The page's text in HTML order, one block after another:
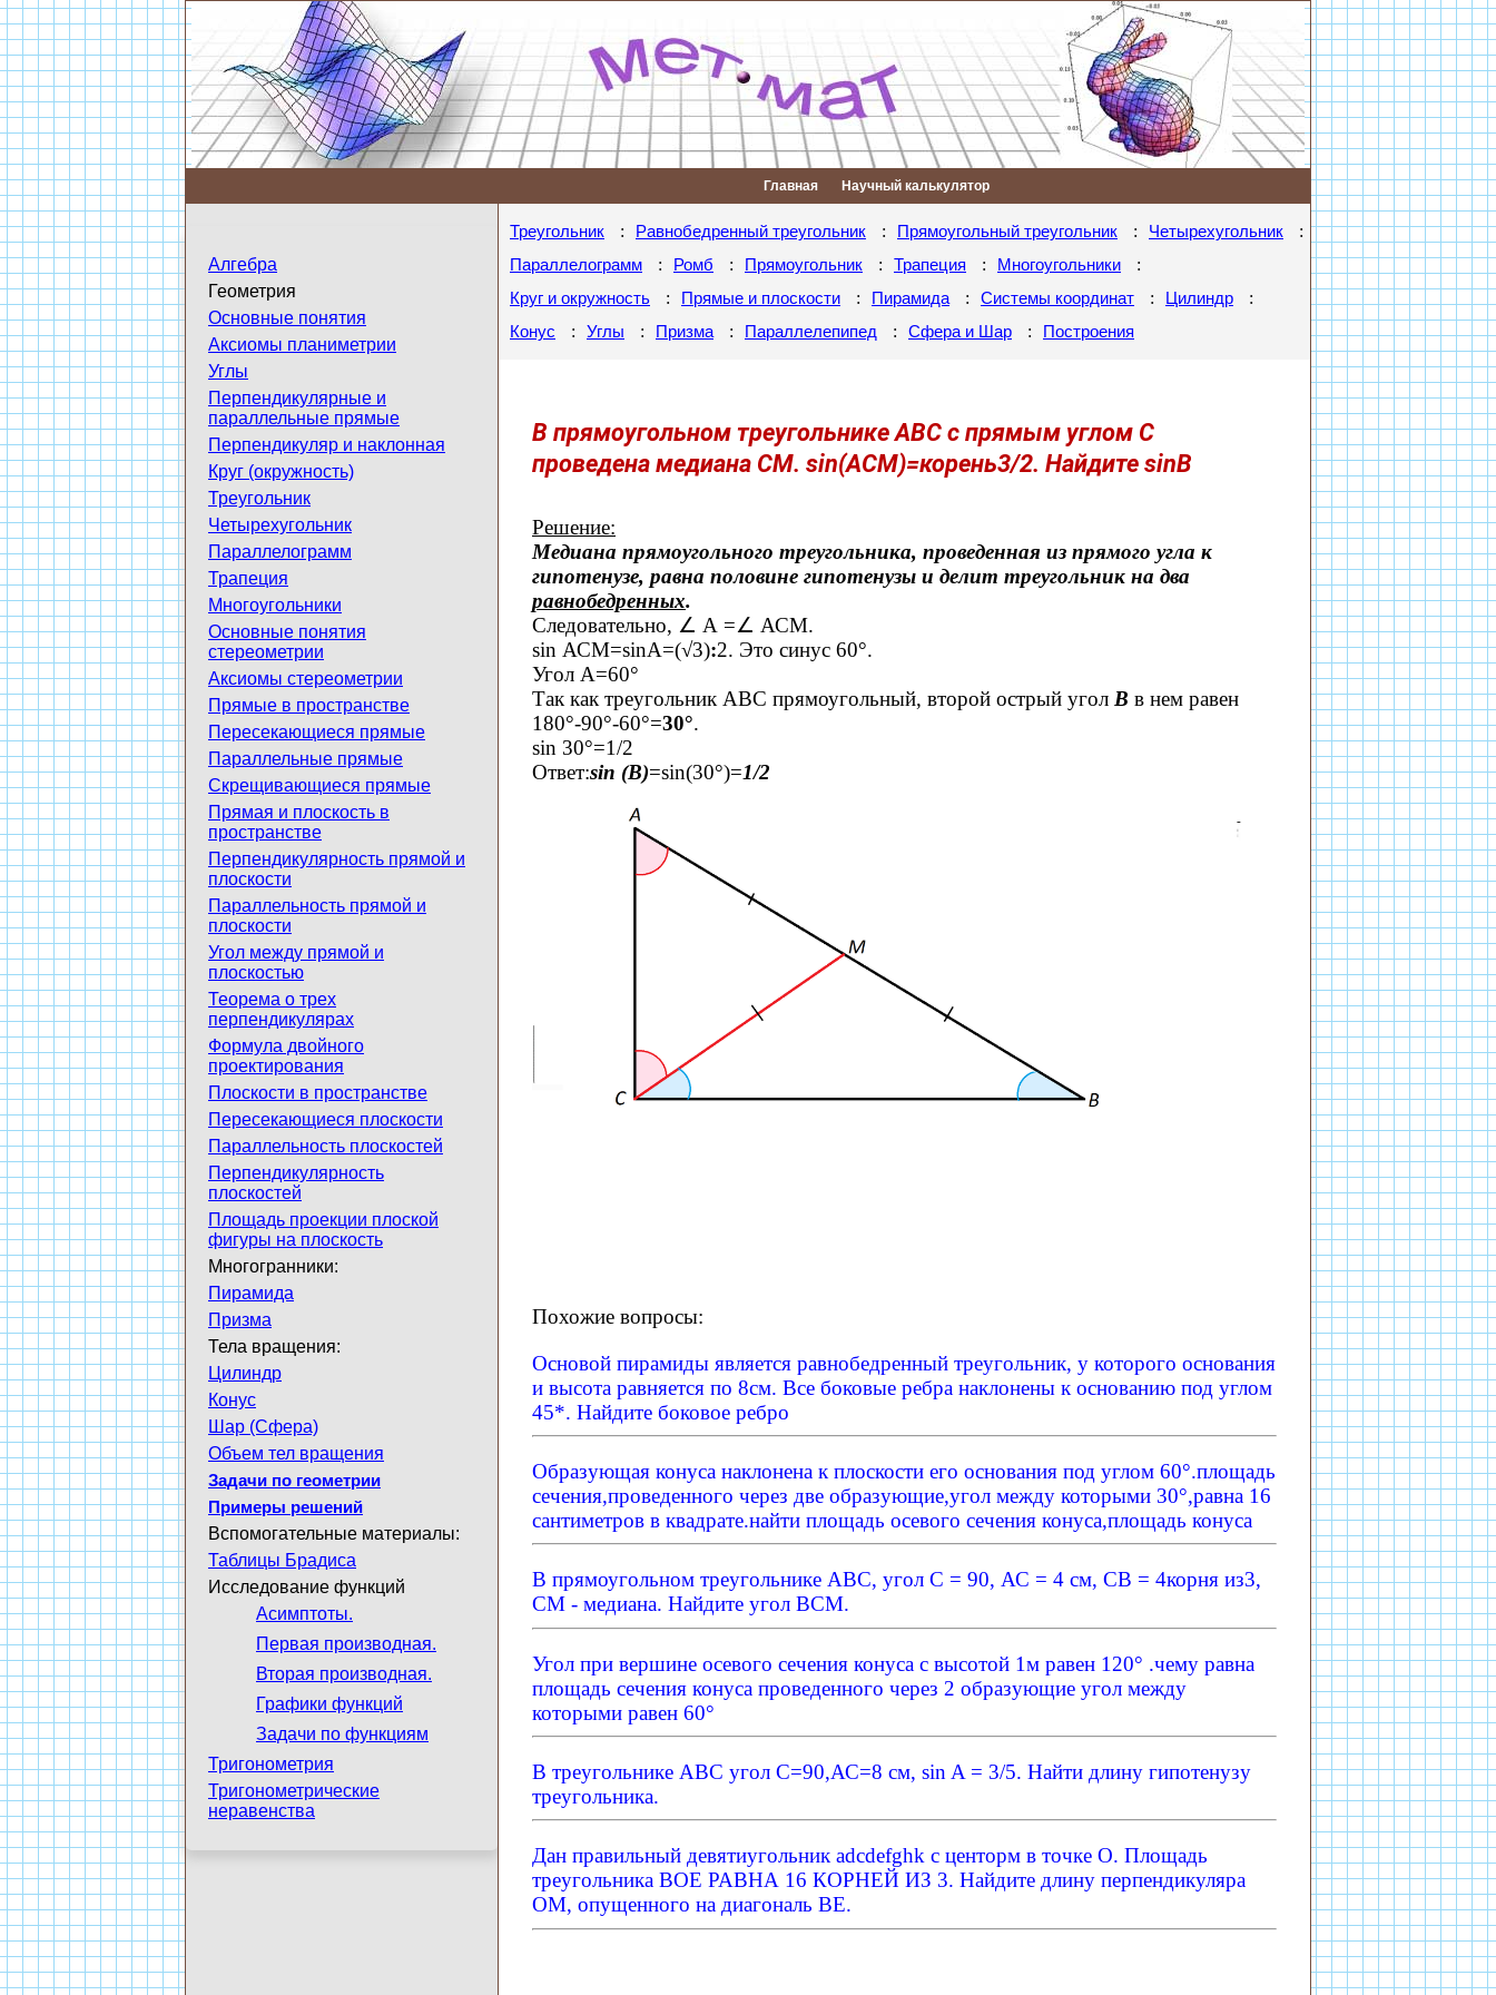
Главная Научный калькулятор
Алгебра
Геометрия
Основные понятия
Аксиомы планиметрии
Углы
Перпендикулярные и
параллельные прямые
Перпендикуляр и наклонная
Круг (окружность)
Треугольник
Четырехугольник
Параллелограмм
Трапеция
Многоугольники
Основные понятия
стереометрии
Аксиомы стереометрии
Прямые в пространстве
Пересекающиеся прямые
Параллельные прямые
Скрещивающиеся прямые
Прямая и плоскость в
пространстве
Перпендикулярность прямой и
плоскости
Параллельность прямой и
плоскости
Угол между прямой и
плоскостью
Теорема о трех
перпендикулярах
Формула двойного
проектирования
Плоскости в пространстве
Пересекающиеся плоскости
Параллельность плоскостей
Перпендикулярность
плоскостей
Площадь проекции плоской
фигуры на плоскость
Многогранники:
Пирамида
Призма
Тела вращения:
Цилиндр
Конус
Шар (Сфера)
Объем тел вращения
Задачи по геометрии
Примеры решений
Вспомогательные материалы:
Таблицы Брадиса
Исследование функций
Асимптоты.
Первая производная.
Вторая производная.
Графики функций
Задачи по функциям
Тригонометрия
Тригонометрические
неравенства
Треугольник : Равнобедренный треугольник : Прямоугольный треугольник : Четырехугольник :
Параллелограмм : Ромб : Прямоугольник : Трапеция : Многоугольники :
Круг и окружность : Прямые и плоскости : Пирамида : Системы координат : Цилиндр :
Конус : Углы : Призма : Параллелепипед : Сфера и Шар : Построения
В прямоугольном треугольнике ABC с прямым углом C
проведена медиана CM. sin(ACM)=корень3/2. Найдите sinB
Решение:
Медиана прямоугольного треугольника, проведенная из прямого угла к
гипотенузе, равна половине гипотенузы и делит треугольник на два
равнобедренных.
Следовательно, ∠ А =∠ АСМ.
sin АСМ=sinА=(√3):2. Это синус 60°.
Угол А=60°
Так как треугольник АВС прямоугольный, второй острый угол В в нем равен
180°-90°-60°=30°.
sin 30°=1/2
Ответ:sin (B)=sin(30°)=1/2
Похожие вопросы:
Основой пирамиды является равнобедренный треугольник, у которого основания
и высота равняется по 8см. Все боковые ребра наклонены к основанию под углом
45*. Найдите боковое ребро
Образующая конуса наклонена к плоскости его основания под углом 60°.площадь
сечения,проведенного через две образующие,угол между которыми 30°,равна 16
сантиметров в квадрате.найти площадь осевого сечения конуса,площадь конуса
В прямоугольном треугольнике АВС, угол С = 90, АС = 4 см, СВ = 4корня из3,
СМ - медиана. Найдите угол ВСМ.
Угол при вершине осевого сечения конуса с высотой 1м равен 120° .чему равна
площадь сечения конуса проведенного через 2 образующие угол между
которыми равен 60°
В треугольнике АВС угол С=90,АС=8 см, sin A = 3/5. Найти длину гипотенузу
треугольника.
Дан правильный девятиугольник adcdefghk с центорм в точке O. Площадь
треугольника BOE РАВНА 16 КОРНЕЙ ИЗ 3. Найдите длину перпендикуляра
OM, опущенного на диагональ BE.